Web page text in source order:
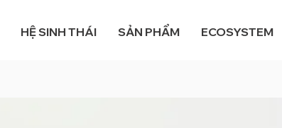
HỆ SINH THÁI SẢN PHẨM ECOSYSTEM